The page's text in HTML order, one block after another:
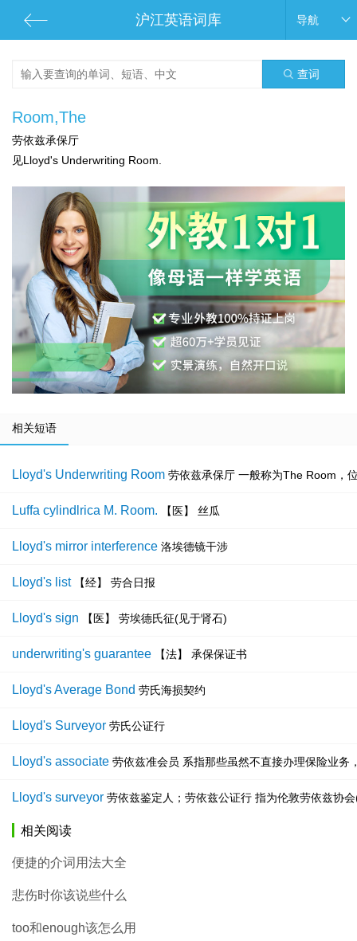
沪江英语词库 导航
查词
Room,The
劳依兹承保厅
见Lloyd's Underwriting Room.
相关短语
Lloyd's Underwriting Room 劳依兹承保厅 一般称为The Room，
Luffa cylindlrica M. Room. 【医】 丝瓜
Lloyd's mirror interference 洛埃德镜干涉
Lloyd's list 【经】 劳合日报
Lloyd's sign 【医】 劳埃德氏征(见于肾石)
underwriting's guarantee 【法】 承保保证书
Lloyd's Average Bond 劳氏海损契约
Lloyd's Surveyor 劳氏公证行
Lloyd's associate 劳依兹准会员 系指那些虽然不直接办理保险业
Lloyd's surveyor 劳依兹鉴定人；劳依兹公证行 指为伦敦劳依兹协
相关阅读
便捷的介词用法大全
悲伤时你该说些什么
too和enough该怎么用